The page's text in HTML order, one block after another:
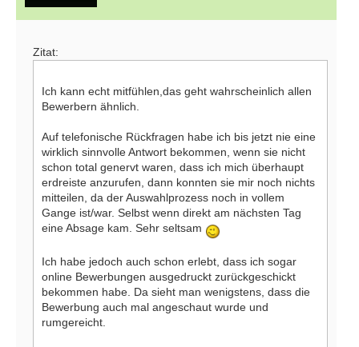
Zitat:
Ich kann echt mitfühlen,das geht wahrscheinlich allen
Bewerbern ähnlich.
Auf telefonische Rückfragen habe ich bis jetzt nie eine
wirklich sinnvolle Antwort bekommen, wenn sie nicht
schon total genervt waren, dass ich mich überhaupt
erdreiste anzurufen, dann konnten sie mir noch nichts
mitteilen, da der Auswahlprozess noch in vollem
Gange ist/war. Selbst wenn direkt am nächsten Tag
eine Absage kam. Sehr seltsam
Ich habe jedoch auch schon erlebt, dass ich sogar
online Bewerbungen ausgedruckt zurückgeschickt
bekommen habe. Da sieht man wenigstens, dass die
Bewerbung auch mal angeschaut wurde und
rumgereicht.